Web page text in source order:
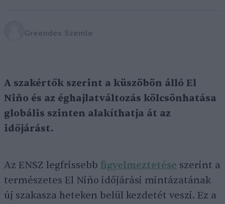
Greendex Szemle
A szakértők szerint a küszöbön álló El
Niño és az éghajlatváltozás kölcsönhatása
globális szinten alakíthatja át az
időjárást.
Az ENSZ legfrissebb figyelmeztetése szerint a
természetes El Niño időjárási mintázatának
új szakasza heteken belül kezdetét veszi. Ez a